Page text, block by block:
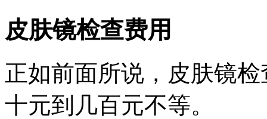
皮肤镜检查费用
正如前面所说，皮肤镜
十元到几百元不等。